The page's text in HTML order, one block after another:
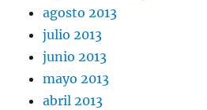
agosto 2013
julio 2013
junio 2013
mayo 2013
abril 2013